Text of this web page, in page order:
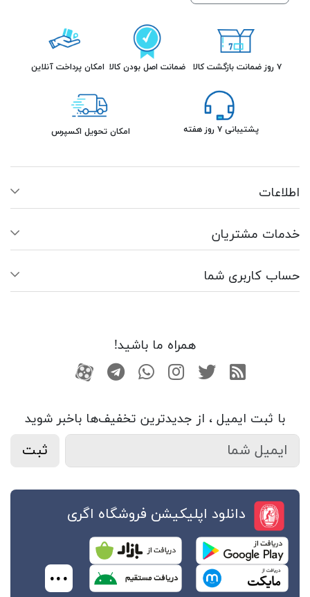
۷ روز ضمانت بازگشت کالا ضمانت اصل بودن کالا امکان پرداخت آنلاین
پشتیبانی ۷ روز هفته امکان تحویل اکسپرس
اطلاعات
خدمات مشتریان
حساب کاربری شما
همراه ما باشید!
RSS توییتراینستاگرام
واتساپتلگرامآپارات
با ثبت ایمیل ، از جدید‌ترین تخفیف‌ها با‌خبر شوید
ثبت
دانلود اپلیکیشن فروشگاه اگری